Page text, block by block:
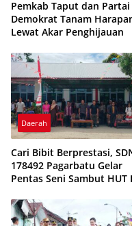
Pemkab Taput dan Partai
Demokrat Tanam
Lewat Akar Penghijauan
Daerah
Cari Bibit Berprestasi,
178492 Pagarbatu Gelar
Pentas Seni Sambut HUT